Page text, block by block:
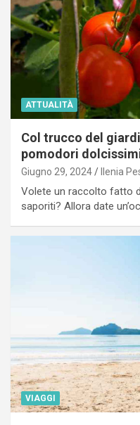
ATTUALITÀ
Col trucco del
pomodori
Giugno 29, 2024 Ilenia
Volete un raccolto fatto
saporiti? Allora date
VIAGGI